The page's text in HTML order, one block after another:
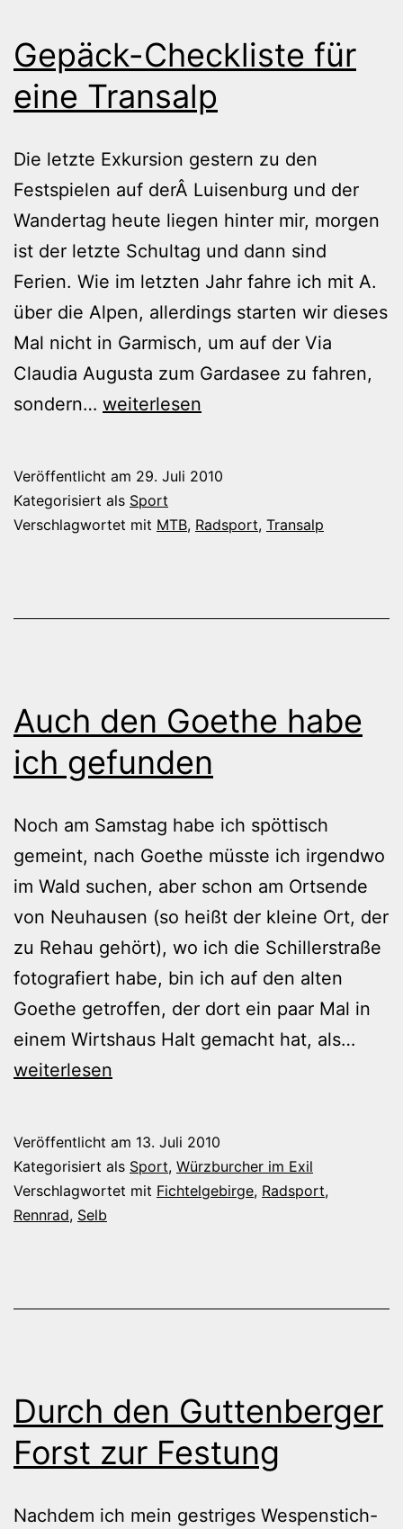
Gepäck-Checkliste für
eine Transalp
Die letzte Exkursion gestern zu den
Festspielen auf derÂ Luisenburg und der
Wandertag heute liegen hinter mir, morgen
ist der letzte Schultag und dann sind
Ferien. Wie im letzten Jahr fahre ich mit A.
über die Alpen, allerdings starten wir dieses
Mal nicht in Garmisch, um auf der Via
Claudia Augusta zum Gardasee zu fahren,
sondern… Gepäck-
eine
Transalp
weiterlesen
Veröffentlicht am 29. Juli 2010
Kategorisiert als Sport
Verschlagwortet mit MTB, Radsport, Transalp
Auch den Goethe habe
ich gefunden
Noch am Samstag habe ich spöttisch
gemeint, nach Goethe müsste ich irgendwo
im Wald suchen, aber schon am Ortsende
von Neuhausen (so heißt der kleine Ort, der
zu Rehau gehört), wo ich die Schillerstraße
fotografiert habe, bin ich auf den alten
Goethe getroffen, der dort ein paar Mal in
einem Wirtshaus Halt gemacht hat, als…
weiterlesen
Veröffentlicht am 13. Juli 2010
Kategorisiert als Sport, Würzburcher im Exil
Verschlagwortet mit Fichtelgebirge, Radsport,
Rennrad, Selb
Durch den Guttenberger
Forst zur Festung
Nachdem ich mein gestriges Wespenstich-